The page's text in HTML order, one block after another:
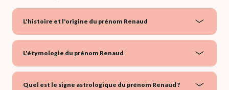
L'histoire et l'origine du prénom Renaud
L'étymologie du prénom Renaud
Quel est le signe astrologique du prénom Renaud ?